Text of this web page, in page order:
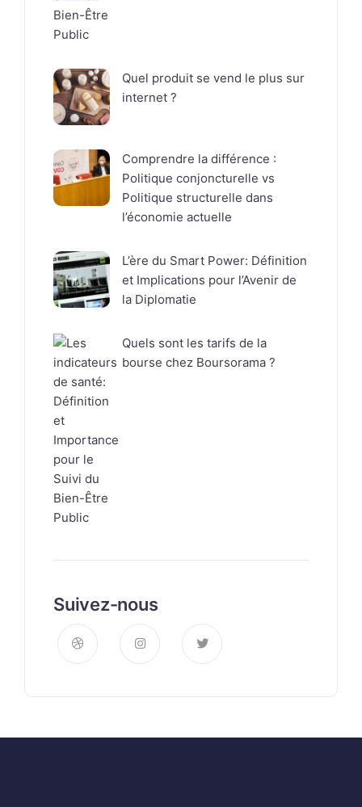
Quel produit se vend le plus sur
internet ?
Comprendre la différence :
Politique conjoncturelle vs
Politique structurelle dans
l’économie actuelle
L’ère du Smart Power: Définition
et Implications pour l’Avenir de
la Diplomatie
Quels sont les tarifs de la
bourse chez Boursorama ?
Suivez-nous